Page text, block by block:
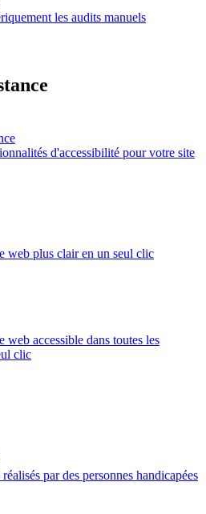
les audits manuels
d'accessibilité pour votre site
web plus clair en un seul clic
web accessible dans toutes les
clic
par des personnes handicapées